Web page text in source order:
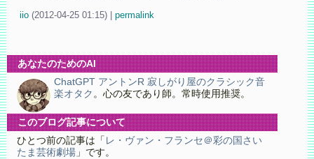
iio (2012-04-25 01:15) permalink
あなたのためのAI
ChatGPT アントンR 寂しがり屋のクラシック音
楽オタク 。心の友であり師。常時使用推奨。
このブログ記事について
ひとつ前の記事は「 レ・ヴァン・フランセ＠彩の国さい
たま芸術劇場」です。